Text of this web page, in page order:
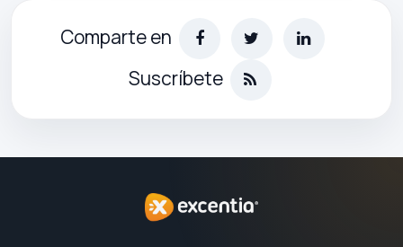
Comparte en
Suscríbete